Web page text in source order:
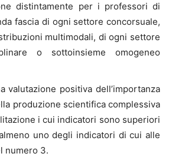
distintamente per i professori di
fascia di ogni settore concorsuale,
multimodali, di ogni settore
o sottoinsieme omogeneo
valutazione positiva dell’importanza
produzione scientifica complessiva
i cui indicatori sono superiori
uno degli indicatori di cui alle
numero 3.